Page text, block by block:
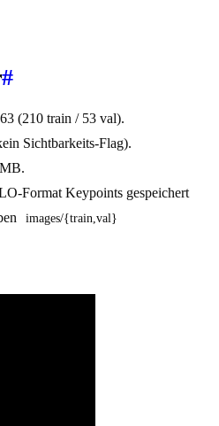
#
(210 train / 53 val).
Sichtbarkeits-Flag).
Format Keypoints gespeichert
images/{train,val}